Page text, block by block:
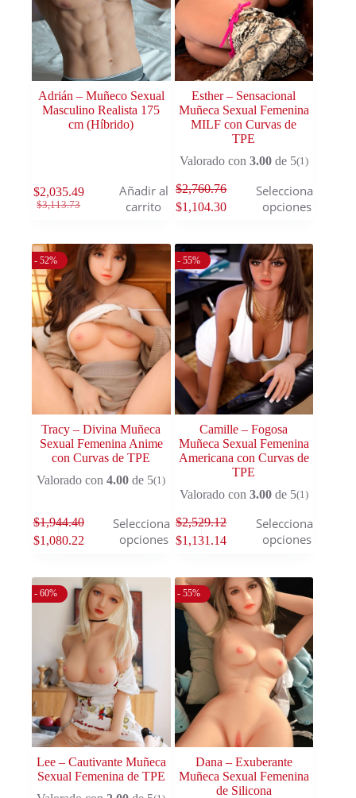
Adrián – Muñeco Sexual
Masculino Realista 175
cm (Híbrido)
$3,113.73
$2,035.49
Añadir al
carrito
Esther – Sensacional
Muñeca Sexual Femenina
MILF con Curvas de
TPE
Valorado con 3.00de 5(1)
$2,760.76
$1,104.30
Seleccionar
opciones
- 52%
Tracy – Divina Muñeca
Sexual Femenina Anime
con Curvas de TPE
Valorado con4.00 de 5(1)
$1,944.40
$1,080.22
Seleccionar
opciones
- 55%
Camille – Fogosa
Muñeca Sexual Femenina
Americana con Curvas de
TPE
Valorado con 3.00de 5(1)
$2,529.12
$1,131.14
Seleccionar
opciones
- 60%
Lee – Cautivante Muñeca
Sexual Femenina de TPE
- 55%
Dana – Exuberante
Muñeca Sexual Femenina
de Silicona